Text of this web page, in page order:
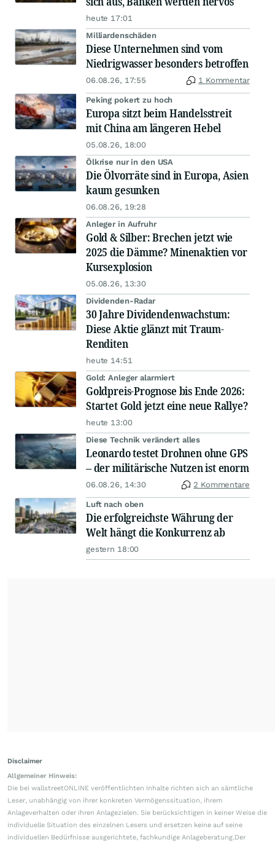
heute 17:01
Milliardenschäden
Diese Unternehmen sind vom
Niedrigwasser besonders betroffen
06.08.26, 17:55 1 Kommentar
Peking pokert zu hoch
Europa sitzt beim Handelsstreit
mit China am längeren Hebel
05.08.26, 18:00
Ölkrise nur in den USA
Die Ölvorräte sind in Europa, Asien
kaum gesunken
06.08.26, 19:28
Anleger in Aufruhr
Gold & Silber: Brechen jetzt wie
2025 die Dämme? Minenaktien vor
Kursexplosion
05.08.26, 13:30
Dividenden-Radar
30 Jahre Dividendenwachstum:
Diese Aktie glänzt mit Traum-
Renditen
heute 14:51
Gold: Anleger alarmiert
Goldpreis-Prognose bis Ende 2026:
Startet Gold jetzt eine neue Rallye?
heute 13:00
Diese Technik verändert alles
Leonardo testet Drohnen ohne GPS
– der militärische Nutzen ist enorm
06.08.26, 14:30 2 Kommentare
Luft nach oben
Die erfolgreichste Währung der
Welt hängt die Konkurrenz ab
gestern 18:00
Disclaimer
Allgemeiner Hinweis:
Die bei wallstreetONLINE veröffentlichten Inhalte richten sich an sämtliche
Leser, unabhängig von ihrer konkreten Vermögenssituation, ihrem
Anlageverhalten oder ihren Anlagezielen. Sie berücksichtigen in keiner Weise die
individuelle Situation des einzelnen Lesers und ersetzen keine auf seine
individuellen Bedürfnisse ausgerichtete, fachkundige Anlageberatung.Der